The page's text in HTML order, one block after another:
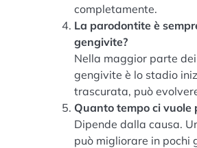
completamente.
La parodontite è
gengivite?
Nella maggior parte
gengivite è lo stadio
trascurata, può
Quanto tempo ci vuole
Dipende dalla causa.
può migliorare in pochi